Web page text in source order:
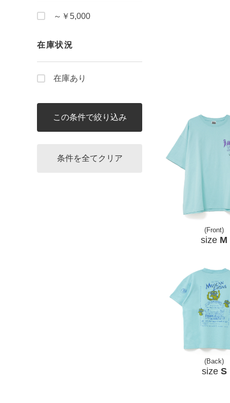
～￥5,000
在庫状況
在庫あり
(Front)
size M
(Back)
size S